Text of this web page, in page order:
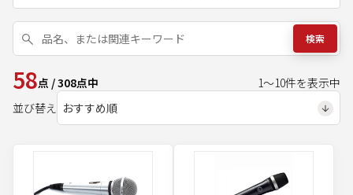
検索
58点 /308点中 1～10件を表示中
並び替え